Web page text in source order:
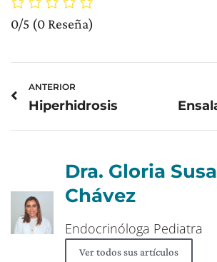
0/5 (0 Reseña)
ANTERIOR
Hiperhidrosis
Dra. Gloria
Chávez
Endocrinóloga Pediatra
Ver todos sus artículos